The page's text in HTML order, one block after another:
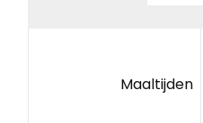
Maaltijden